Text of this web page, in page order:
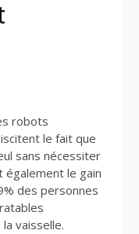
robots
le fait que
sans nécessiter
également le gain
des personnes
vaisselle.